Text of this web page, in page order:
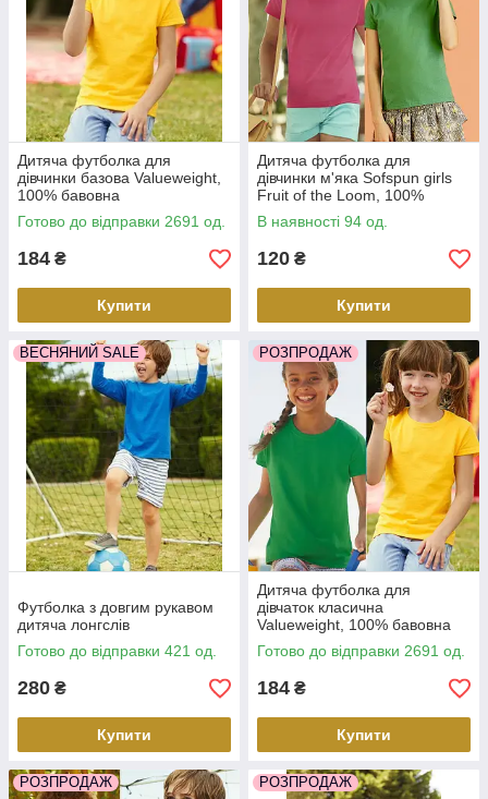
Дитяча футболка для
дівчинки базова Valueweight,
100% бавовна
Готово до відправки 2691 од.
184 ₴
Купити
Дитяча футболка для
дівчинки м'яка Sofspun girls
Fruit of the Loom, 100%
бавовна
В наявності 94 од.
120 ₴
Купити
ВЕСНЯНИЙ SALE
Футболка з довгим рукавом
дитяча лонгслів
Готово до відправки 421 од.
280 ₴
Купити
РОЗПРОДАЖ
Дитяча футболка для
дівчаток класична
Valueweight, 100% бавовна
Готово до відправки 2691 од.
184 ₴
Купити
РОЗПРОДАЖ РОЗПРОДАЖ